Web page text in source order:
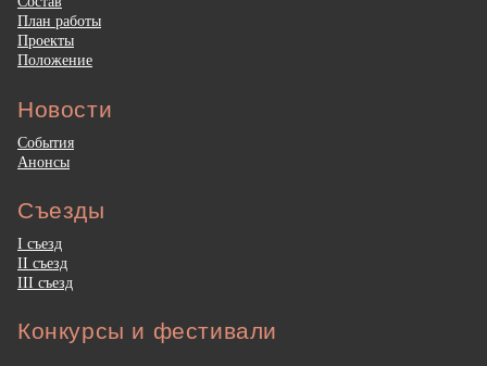
План работы
Проекты
Положение
Новости
События
Анонсы
Съезды
I съезд
II съезд
III съезд
Конкурсы и фестивали